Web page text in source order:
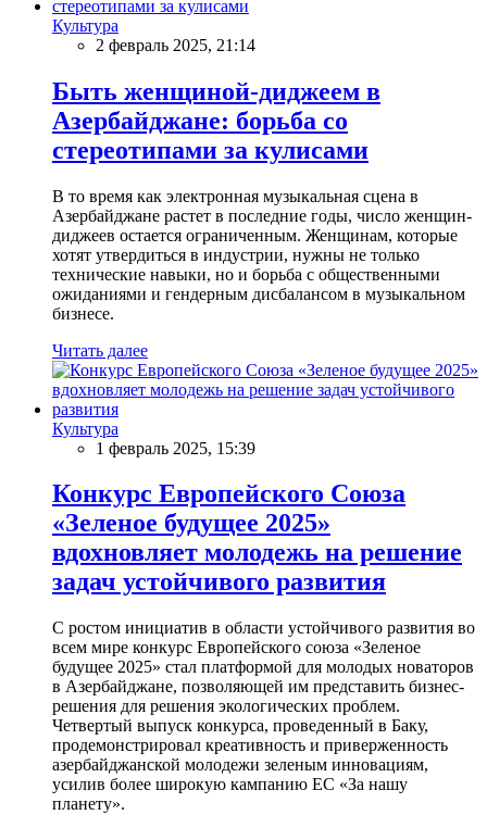
Культура
2 февраль 2025, 21:14
Быть женщиной-диджеем в
Азербайджане: борьба со
стереотипами за кулисами
В то время как электронная музыкальная сцена в
Азербайджане растет в последние годы, число женщин-
диджеев остается ограниченным. Женщинам, которые
хотят утвердиться в индустрии, нужны не только
технические навыки, но и борьба с общественными
ожиданиями и гендерным дисбалансом в музыкальном
бизнесе.
Читать далее
Культура
1 февраль 2025, 15:39
Конкурс Европейского Союза
«Зеленое будущее 2025»
вдохновляет молодежь на решение
задач устойчивого развития
С ростом инициатив в области устойчивого развития во
всем мире конкурс Европейского союза «Зеленое
будущее 2025» стал платформой для молодых новаторов
в Азербайджане, позволяющей им представить бизнес-
решения для решения экологических проблем.
Четвертый выпуск конкурса, проведенный в Баку,
продемонстрировал креативность и приверженность
азербайджанской молодежи зеленым инновациям,
усилив более широкую кампанию ЕС «За нашу
планету».